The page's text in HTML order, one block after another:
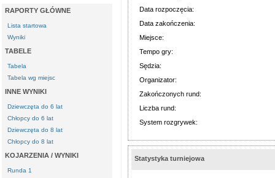
RAPORTY GŁÓWNE
Lista startowa
Wyniki
TABELE
Tabela
Tabela wg miejsc
INNE WYNIKI
Dziewczęta do 6 lat
Chłopcy do 6 lat
Dziewczęta do 8 lat
Chłopcy do 8 lat
KOJARZENIA / WYNIKI
Runda 1
Data rozpoczęcia:
Data zakończenia:
Miejsce:
Tempo gry:
Sędzia:
Organizator:
Zakończonych rund:
Liczba rund:
System rozgrywek:
Statystyka turniejowa